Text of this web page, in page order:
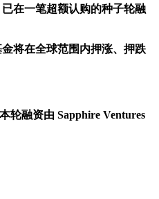
在一笔超额认购的种子轮融
将在全球范围内押涨、押跌
融资由 Sapphire Ventures